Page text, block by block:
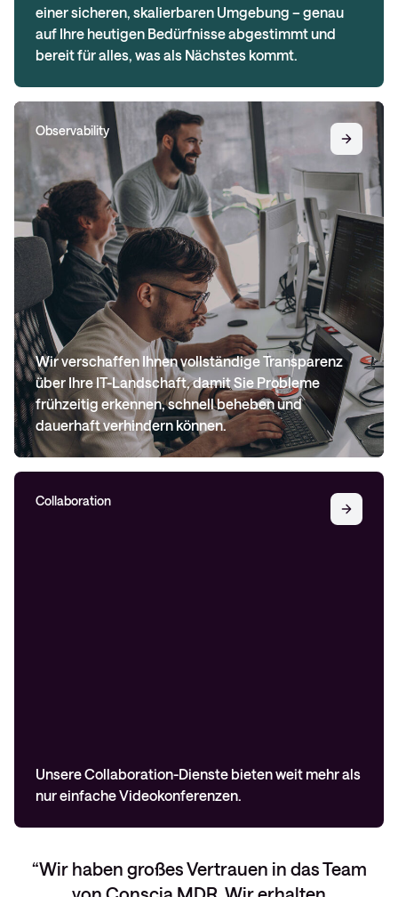
einer sicheren, skalierbaren Umgebung – genau
auf Ihre heutigen Bedürfnisse abgestimmt und
bereit für alles, was als Nächstes kommt.
Observability
Wir verschaffen Ihnen vollständige Transparenz
über Ihre IT-Landschaft, damit Sie Probleme
frühzeitig erkennen, schnell beheben und
dauerhaft verhindern können.
Collaboration
Unsere Collaboration-Dienste bieten weit mehr als
nur einfache Videokonferenzen.
Wir haben großes Vertrauen in das Team